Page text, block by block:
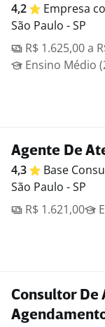
4,2 Empresa
São Paulo - SP
R$ 1.625,00 a
Ensino Médio
Agente De
4,3 Base
São Paulo - SP
R$ 1.621,00
Consultor